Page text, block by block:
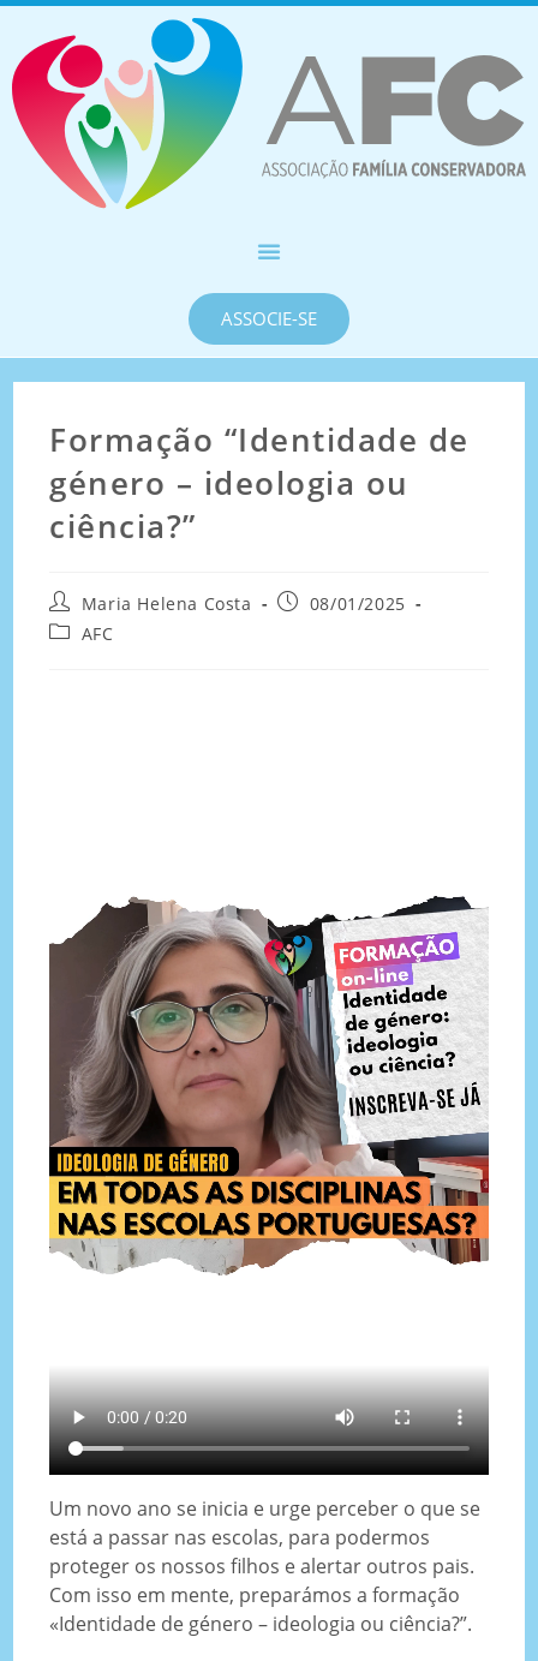
ASSOCIE-SE
Formação “Identidade de
género – ideologia ou
ciência?”
Maria Helena Costa
08/01/2025
AFC
Um novo ano se inicia e urge perceber o que se
está a passar nas escolas, para podermos
proteger os nossos filhos e alertar outros pais.
Com isso em mente, preparámos a formação
«Identidade de género – ideologia ou ciência?”.